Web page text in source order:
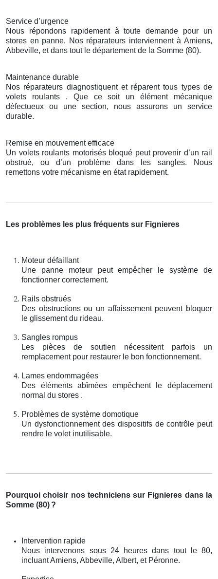
Service d’urgence
Nous répondons rapidement à toute demande pour un
stores en panne. Nos réparateurs interviennent à Amiens,
Abbeville, et dans tout le département de la Somme (80).
Maintenance durable
Nos réparateurs diagnostiquent et réparent tous types de
volets roulants . Que ce soit un élément mécanique
défectueux ou une section, nous assurons un service
durable.
Remise en mouvement efficace
Un volets roulants motorisés bloqué peut provenir d’un rail
obstrué, ou d’un problème dans les sangles. Nous
remettons votre mécanisme en état rapidement.
Les problèmes les plus fréquents sur Fignieres
Moteur défaillant
Une panne moteur peut empêcher le système de
fonctionner correctement.
Rails obstrués
Des obstructions ou un affaissement peuvent bloquer
le glissement du rideau.
Sangles rompus
Les pièces de soutien nécessitent parfois un
remplacement pour restaurer le bon fonctionnement.
Lames endommagées
Des éléments abîmées empêchent le déplacement
normal du stores .
Problèmes de système domotique
Un dysfonctionnement des dispositifs de contrôle peut
rendre le volet inutilisable.
Pourquoi choisir nos techniciens sur Fignieres dans la
Somme (80) ?
Intervention rapide
Nous intervenons sous 24 heures dans tout le 80,
incluant Amiens, Abbeville, Albert, et Péronne.